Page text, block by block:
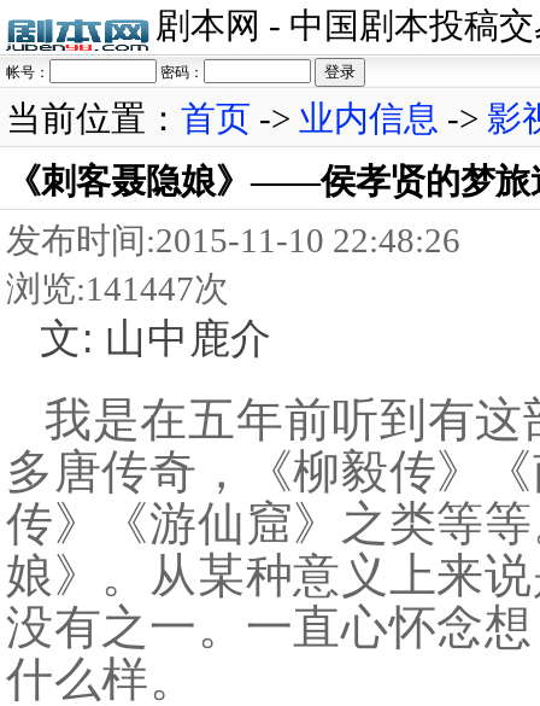
剧本网 - 中国剧本投稿
帐号： 密码：
当前位置： 首页 -> 业内信息 -> 影
《刺客聂隐娘》——侯孝贤的梦旅
发布时间:2015-11-10 22:48:26
浏览:141447次
文: 山中鹿介
我是在五年前听到有
多唐传奇，《柳毅传》
传》《游仙窟》之类等
娘》。从某种意义上来
没有之一。一直心怀念
什么样。